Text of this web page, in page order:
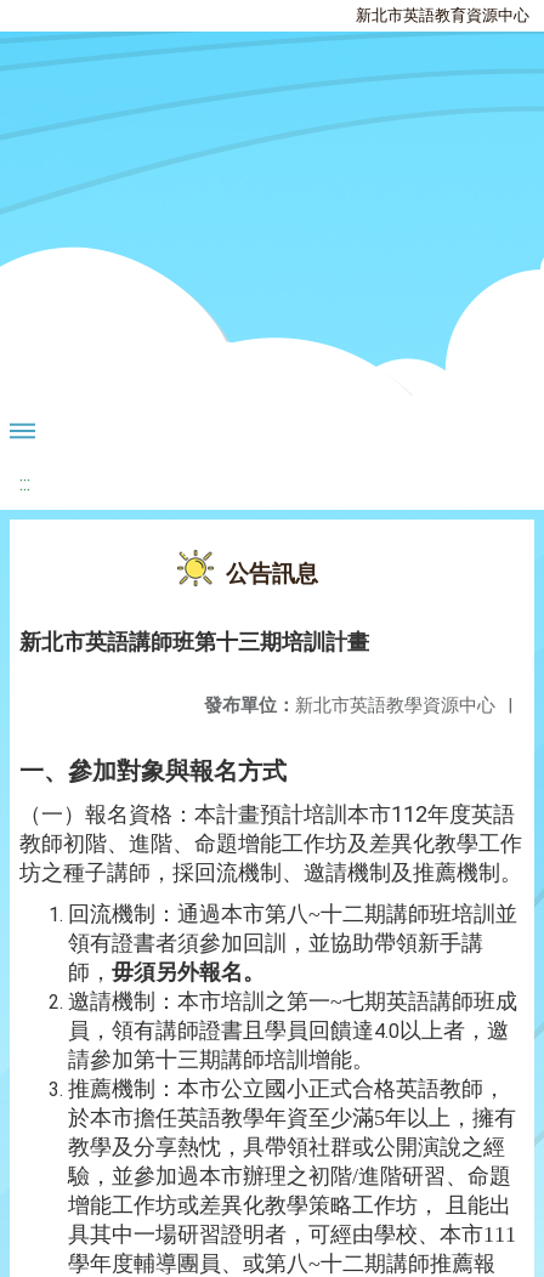
新北市英語教育資源中心
:::
公告訊息
新北市英語講師班第十三期培訓計畫
發布單位： 新北市英語教學資源中心 |
一、參加對象與報名方式
（一）報名資格： 本計畫預計培訓本市112年度英語
教師初階、進階、命題增能工作坊及差異化教學工作
坊之種子講師，採回流機制、邀請機制及推薦機制。
回流機制：通過本市第八~十二期講師班培訓並
領有證書者須參加回訓，並協助帶領新手講
師， 毋須另外報名。
邀請機制：本市培訓之第一~七期英語講師班成
員，領有講師證書且學員回饋達4.0以上者，邀
請參加第十三期講師培訓增能。
推薦機制：本市公立國小正式合格英語教師，
於本市擔任英語教學年資至少滿5年以上，擁有
教學及分享熱忱，具帶領社群或公開演說之經
驗，並參加過本市辦理之初階/進階研習、命題
增能工作坊或差異化教學策略工作坊，
且能出
具其中一場研習證明者，可經由學校、本市111
學年度輔導團員、或第八~十二期講師推薦報